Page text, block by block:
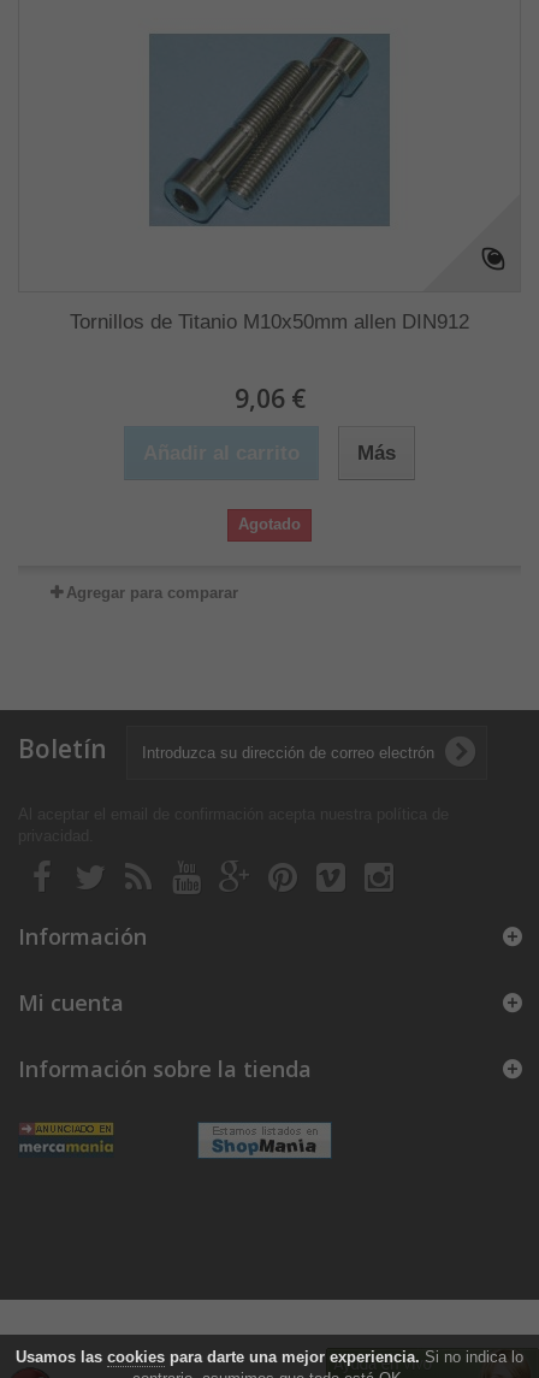
Usamos las cookies para darte una mejor experiencia. Si no indica lo
Tornillos de Titanio M10x50mm allen DIN912
9,06 €
Más
Agotado
Agregar para comparar
Boletín
Información
Mi cuenta
Información sobre la tienda